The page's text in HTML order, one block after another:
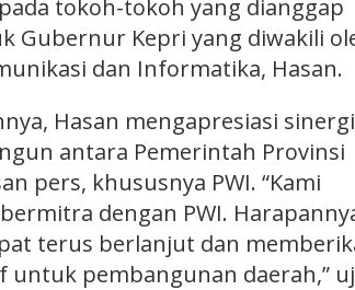
tokoh-tokoh yang dianggap
Gubernur Kepri yang diwakili
dan Informatika, Hasan.
Hasan mengapresiasi sinergi
antara Pemerintah Provinsi
pers, khususnya PWI. “Kami
dengan PWI.
terus berlanjut dan
pembangunan daerah,”
Pj Bupati
Konsultasi
dan
In Daerah |